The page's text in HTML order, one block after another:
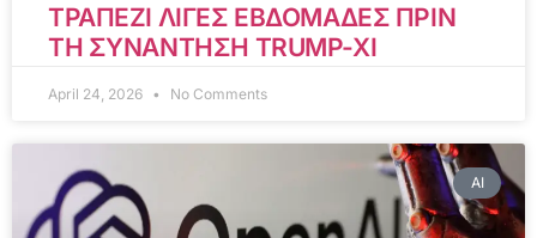
ΤΡΑΠΕΖΙ ΛΙΓΕΣ ΕΒΔΟΜΑΔΕΣ ΠΡΙΝ
ΤΗ ΣΥΝΑΝΤΗΣΗ TRUMP-XI
April 24, 2026 No Comments
AI